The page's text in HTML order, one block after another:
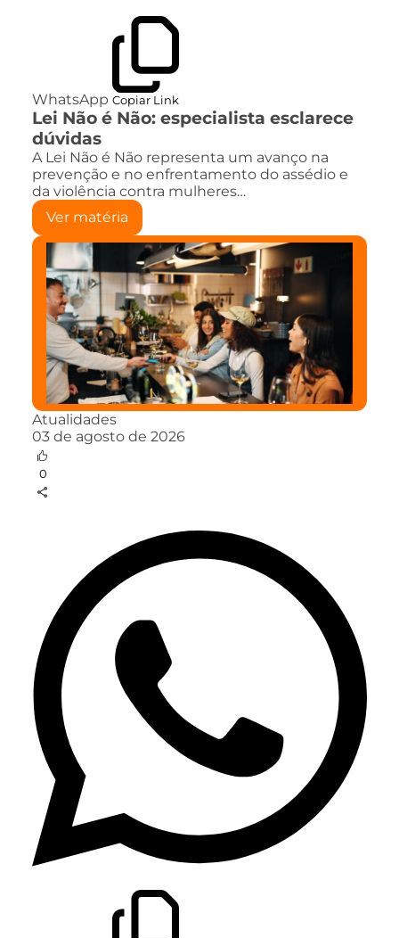
WhatsApp Copiar Link
Lei Não é Não: especialista esclarece
dúvidas
A Lei Não é Não representa um avanço na
prevenção e no enfrentamento do assédio e
da violência contra mulheres…
Ver matéria
Atualidades
03 de agosto de 2026
0